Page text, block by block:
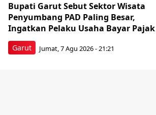
Garut
Bupati Garut Sebut Sektor Wisata
Penyumbang PAD Paling Besar,
Ingatkan Pelaku Usaha Bayar Pajak
Jumat, 7 Agu 2026 - 21:21